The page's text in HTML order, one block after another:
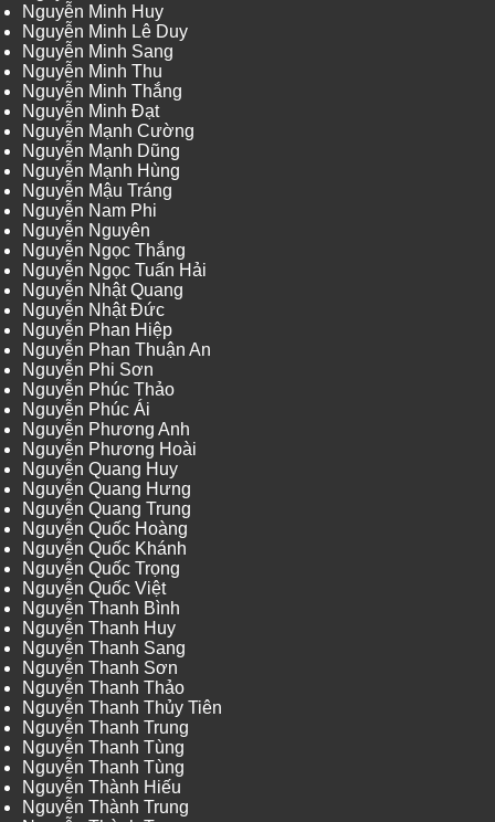
Nguyễn Minh Huy
Nguyễn Minh Lê Duy
Nguyễn Minh Sang
Nguyễn Minh Thu
Nguyễn Minh Thắng
Nguyễn Minh Đạt
Nguyễn Mạnh Cường
Nguyễn Mạnh Dũng
Nguyễn Mạnh Hùng
Nguyễn Mậu Tráng
Nguyễn Nam Phi
Nguyễn Nguyên
Nguyễn Ngọc Thắng
Nguyễn Ngọc Tuấn Hải
Nguyễn Nhật Quang
Nguyễn Nhật Đức
Nguyễn Phan Hiệp
Nguyễn Phan Thuận An
Nguyễn Phi Sơn
Nguyễn Phúc Thảo
Nguyễn Phúc Ái
Nguyễn Phương Anh
Nguyễn Phương Hoài
Nguyễn Quang Huy
Nguyễn Quang Hưng
Nguyễn Quang Trung
Nguyễn Quốc Hoàng
Nguyễn Quốc Khánh
Nguyễn Quốc Trọng
Nguyễn Quốc Việt
Nguyễn Thanh Bình
Nguyễn Thanh Huy
Nguyễn Thanh Sang
Nguyễn Thanh Sơn
Nguyễn Thanh Thảo
Nguyễn Thanh Thủy Tiên
Nguyễn Thanh Trung
Nguyễn Thanh Tùng
Nguyễn Thanh Tùng
Nguyễn Thành Hiếu
Nguyễn Thành Trung